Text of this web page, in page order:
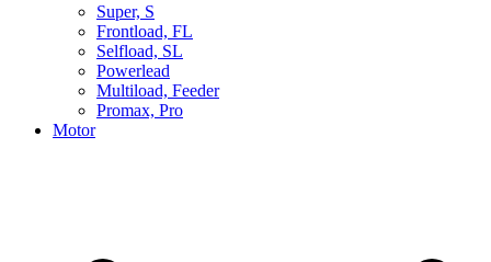
Super, S
Frontload, FL
Selfload, SL
Powerlead
Multiload, Feeder
Promax, Pro
Motor